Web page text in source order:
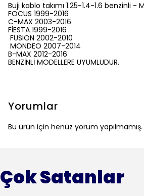
Buji kablo takımı 1.25-1.4-1.6 benzinli -
FOCUS 1999-2016
C-MAX 2003-2016
FİESTA 1999-2016
FUSION 2002-2010
MONDEO 2007-2014
B-MAX 2012-2016
BENZİNLİ MODELLERE UYUMLUDUR.
Yorumlar
Bu ürün için henüz yorum yapılmamış.
Çok Satanlar